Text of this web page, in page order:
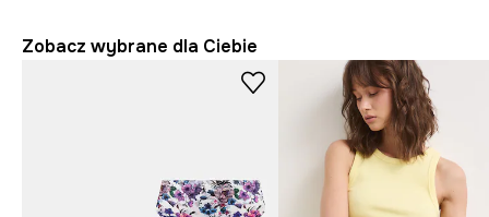
Zobacz wybrane dla Ciebie